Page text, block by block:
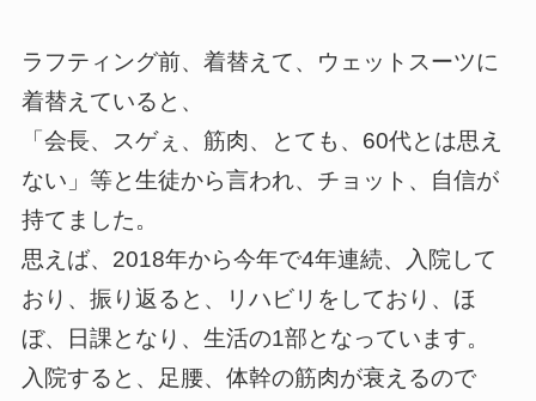
ラフティング前、着替えて、ウェットスーツに
着替えていると、
「会長、スゲぇ、筋肉、とても、60代とは思え
ない」等と生徒から言われ、チョット、自信が
持てました。
思えば、2018年から今年で4年連続、入院して
おり、振り返ると、リハビリをしており、ほ
ぼ、日課となり、生活の1部となっています。
入院すると、足腰、体幹の筋肉が衰えるので